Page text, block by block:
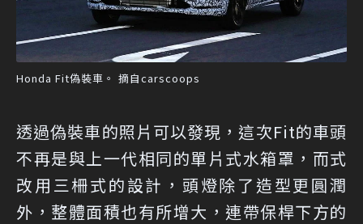
Honda Fit偽裝車。 摘自carscoops
透過偽裝車的照片可以發現，這次Fit的車頭
不再是與上一代相同的單片式水箱罩，而式
改用三柵式的設計，頭燈除了造型更圓潤
外，整體面積也有所增大，連帶保桿下方的